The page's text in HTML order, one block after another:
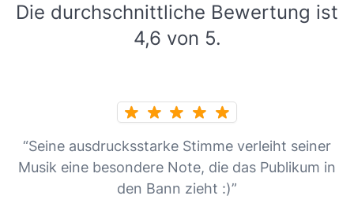
Die durchschnittliche Bewertung ist
4,6 von 5.
“Seine ausdrucksstarke Stimme verleiht seiner
Musik eine besondere Note, die das Publikum in
den Bann zieht :)”